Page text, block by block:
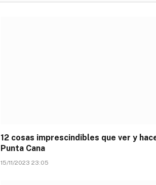
12 cosas imprescindibles que ver y
Punta Cana
15/11/2023 23:05